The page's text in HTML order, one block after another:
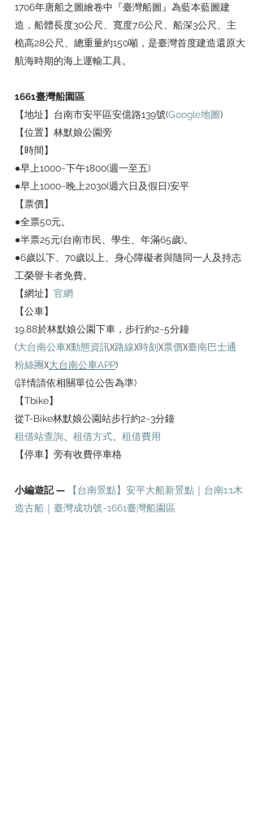
1706年唐船之圖繪卷中『臺灣船圖』為藍本藍圖建
造，船體長度30公尺、寬度7.6公尺、船深3公尺、主
桅高28公尺、總重量約150噸，是臺灣首度建造還原大
航海時期的海上運輸工具。
1661臺灣船園區
【地址】台南市安平區安億路139號(Google地圖)
【位置】林默娘公園旁
【時間】
●早上1000~下午1800(週一至五)
●早上1000~晚上2030(週六日及假日)安平
【票價】
●全票50元。
●半票25元(台南市民、學生、年滿65歲)。
●6歲以下、70歲以上、身心障礙者與隨同一人及持志
工榮譽卡者免費。
【網址】 官網
【公車】
19.88於林默娘公園下車，步行約2~5分鐘
(大台南公車)(動態資訊)(路線)(時刻)(票價)(臺南巴士通
粉絲團)(大台南公車APP)
(詳情請依相關單位公告為準)
【Tbike】
從T-Bike林默娘公園站步行約2~3分鐘
租借站查詢
租借方式
租借費用
【停車】旁有收費停車格
小編遊記 —
【台南景點】安平大船新景點｜台南1:1木
造古船｜臺灣成功號~1661臺灣船園區